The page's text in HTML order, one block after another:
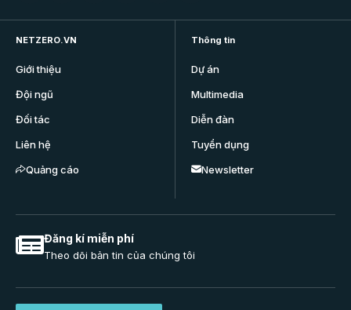
NETZERO.VN
Giới thiệu
Đội ngũ
Đối tác
Liên hệ
Quảng cáo
Thông tin
Dự án
Multimedia
Diễn đàn
Tuyển dụng
Newsletter
Đăng kí miễn phí
Theo dõi bản tin của chúng tôi